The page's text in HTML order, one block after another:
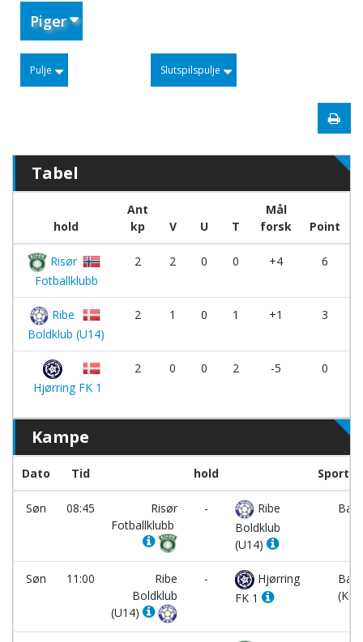
Piger
Pulje Slutspilspulje
Tabel
hold
Ant
kp
V U T
Mål
forsk
Point
Risør
Fotballklubb
2 2 0 0 +4 6
Ribe
Boldklub (U14)
2 1 0 1 +1 3
Hjørring FK 1
2 0 0 2 -5 0
Kampe
Dato Tid hold
Søn 08:45
Risør
Fotballklubb
-
Ribe
Boldklub
(U14)
Søn 11:00
Ribe
Boldklub
(U14)
-
Hjørring
FK 1